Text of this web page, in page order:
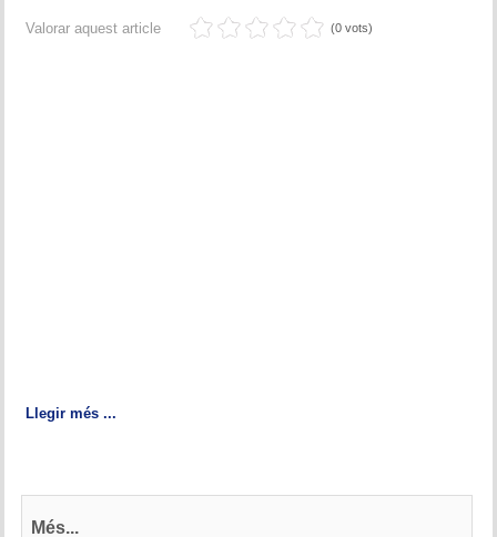
Valorar aquest article (0 vots)
Llegir més ...
Més...